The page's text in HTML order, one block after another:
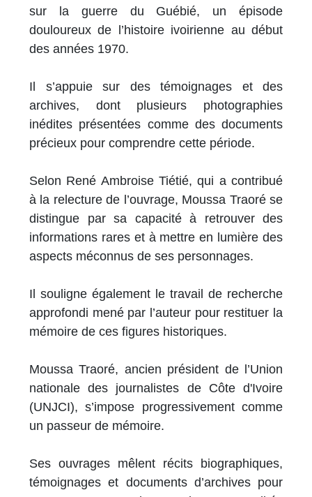
sur la guerre du Guébié, un épisode
douloureux de l’histoire ivoirienne au début
des années 1970.
Il s’appuie sur des témoignages et des
archives, dont plusieurs photographies
inédites présentées comme des documents
précieux pour comprendre cette période.
Selon René Ambroise Tiétié, qui a contribué
à la relecture de l’ouvrage, Moussa Traoré se
distingue par sa capacité à retrouver des
informations rares et à mettre en lumière des
aspects méconnus de ses personnages.
Il souligne également le travail de recherche
approfondi mené par l’auteur pour restituer la
mémoire de ces figures historiques.
Moussa Traoré, ancien président de l’Union
nationale des journalistes de Côte d'Ivoire
(UNJCI), s’impose progressivement comme
un passeur de mémoire.
Ses ouvrages mêlent récits biographiques,
témoignages et documents d’archives pour